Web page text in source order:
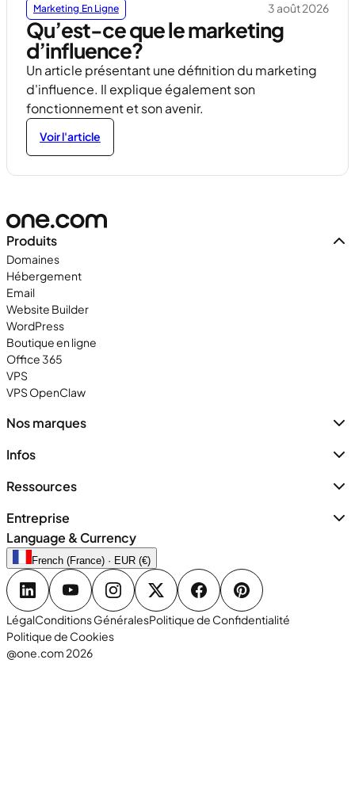
Marketing En Ligne 3 août 2026
Qu’est-ce que le marketing
d’influence?
Un article présentant une définition du marketing
d'influence. Il explique également son
fonctionnement et son avenir.
Voir l'article
Produits
Domaines
Hébergement
Email
Website Builder
WordPress
Boutique en ligne
Office 365
VPS
VPS OpenClaw
Nos marques
Infos
Ressources
Entreprise
Language & Currency
French (France) · EUR (€)
LégalConditions GénéralesPolitique de Confidentialité
Politique de Cookies
@one.com 2026